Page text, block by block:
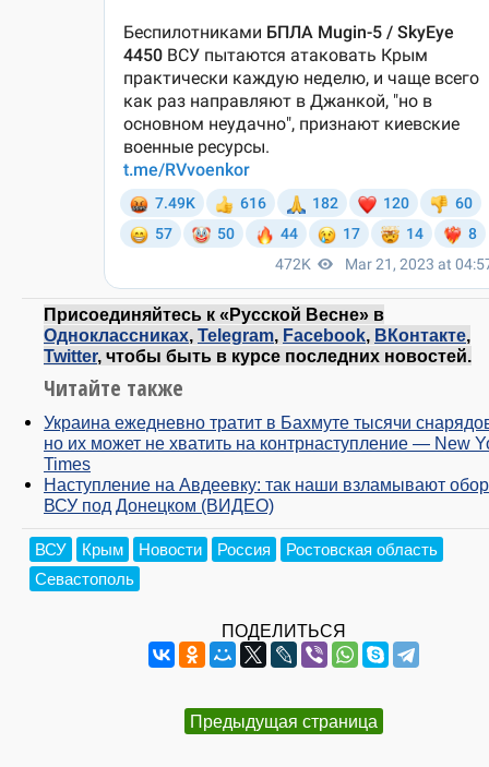
Присоединяйтесь к «Русской Весне» в
Одноклассниках, Telegram, Facebook, ВКонтакте,
Twitter, чтобы быть в курсе последних новостей.
Читайте также
Украина ежедневно тратит в Бахмуте тысячи
но их может не хватить на контрнаступление — New
Times
Наступление на Авдеевку: так наши взламывают
ВСУ под Донецком (ВИДЕО)
ВСУ Крым Новости Россия
Ростовская область
Севастополь
ПОДЕЛИТЬСЯ
Предыдущая страница